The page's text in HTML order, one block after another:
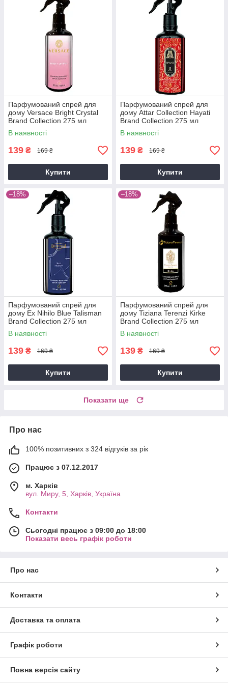
Парфумований спрей для
дому Versace Bright Crystal
Brand Collection 275 мл
В наявності
139 ₴ 169 ₴
Купити
Парфумований спрей для
дому Attar Collection Hayati
Brand Collection 275 мл
В наявності
139 ₴ 169 ₴
Купити
–18%
Парфумований спрей для
дому Ex Nihilo Blue Talisman
Brand Collection 275 мл
В наявності
139 ₴ 169 ₴
Купити
–18%
Парфумований спрей для
дому Tiziana Terenzi Kirke
Brand Collection 275 мл
В наявності
139 ₴ 169 ₴
Купити
Показати ще
Про нас
100% позитивних з 324 відгуків за рік
Працює з 07.12.2017
м. Харків
вул. Миру, 5, Харків, Україна
Контакти
Сьогодні працює з 09:00 до 18:00
Показати весь графік роботи
Про нас
Контакти
Доставка та оплата
Графік роботи
Повна версія сайту